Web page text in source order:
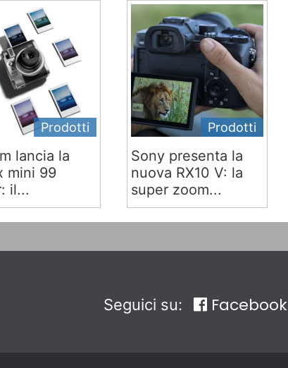
Prodotti
lancia la
mini 99
il...
Prodotti
Sony presenta la
nuova RX10 V: la
super zoom...
Seguici su: Facebook